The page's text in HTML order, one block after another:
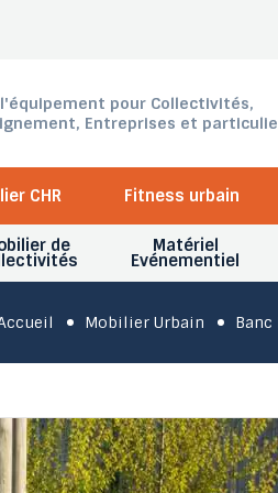
pour Collectivités,
Entreprises et
CHR Fitness urbain
de Matériel
Evénementiel
Mobilier Urbain